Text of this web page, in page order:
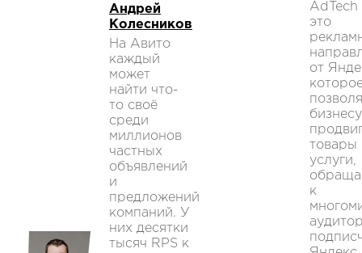
Андрей
Колесников
На Авито
каждый
может
найти что-
то своё
среди
миллионов
частных
объявлений
и
предложений
компаний. У
них десятки
тысяч RPS к
AdTech
это
от
бизнесу
товары
услуги,
к